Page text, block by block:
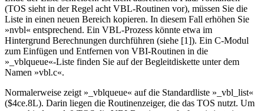
(TOS sieht in der Regel acht VBL-Routinen vor), müssen Sie die
Liste in einen neuen Bereich kopieren. In diesem Fall erhöhen Sie
»nvbl« entsprechend. Ein VBL-Prozess könnte etwa im
Hintergrund Berechnungen durchführen (siehe [1]). Ein C-Modul
zum Einfügen und Entfernen von VBI-Routinen in die
»_vblqueue«-Liste finden Sie auf der Begleitdiskette unter dem
Namen »vbl.c«.
Normalerweise zeigt »_vblqueue« auf die Standardliste »_vbl_list«
($4ce.8L). Darin liegen die Routinenzeiger, die das TOS nutzt. Um